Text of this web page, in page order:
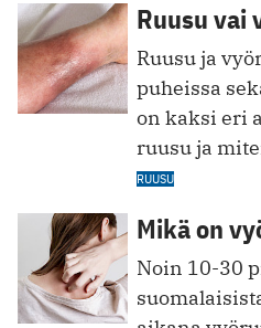
Ruusu vai
Ruusu ja
puheissa
on kaksi eri
ruusu ja
RUUSU
Mikä on
Noin 10-30